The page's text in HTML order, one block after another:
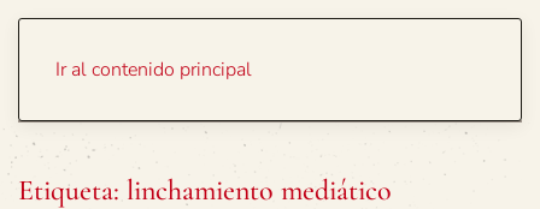
Ir al contenido principal
Etiqueta: linchamiento mediático